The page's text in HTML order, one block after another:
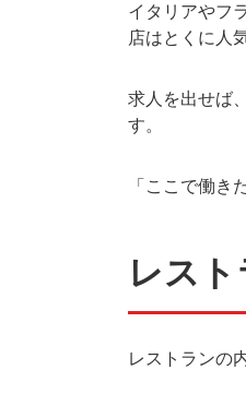
イタリアやフ
店はとくに人
求人を出せば
す。
「ここで働き
レス
レストランの